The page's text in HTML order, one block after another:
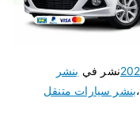
نشر في بنشر
،بنشر سيارات متنقل